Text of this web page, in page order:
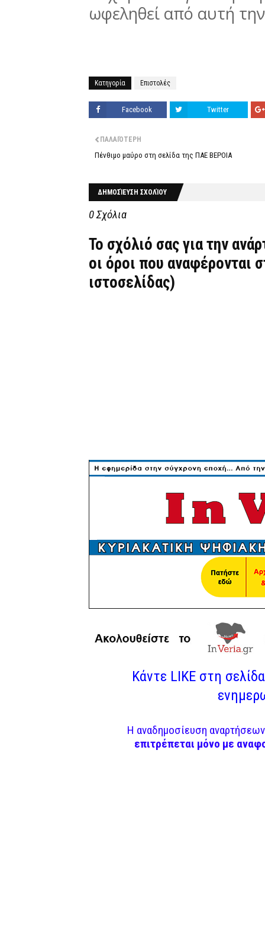
ωφεληθεί από αυτή
Κατηγορία Επιστολές
Facebook Twitter
ΠΑΛΑΙΌΤΕΡΗ
Πένθιμο μαύρο στη σελίδα της ΠΑΕ ΒΕΡΟΙΑ
ΔΗΜΟΣΊΕΥΣΗ ΣΧΟΛΊΟΥ
0 Σχόλια
Το σχόλιό σας για την
οι όροι που αναφέρονται
ιστοσελίδας)
Κάντε LIKE στη
Η αναδημοσίευση
επιτρέπεται μόνο με